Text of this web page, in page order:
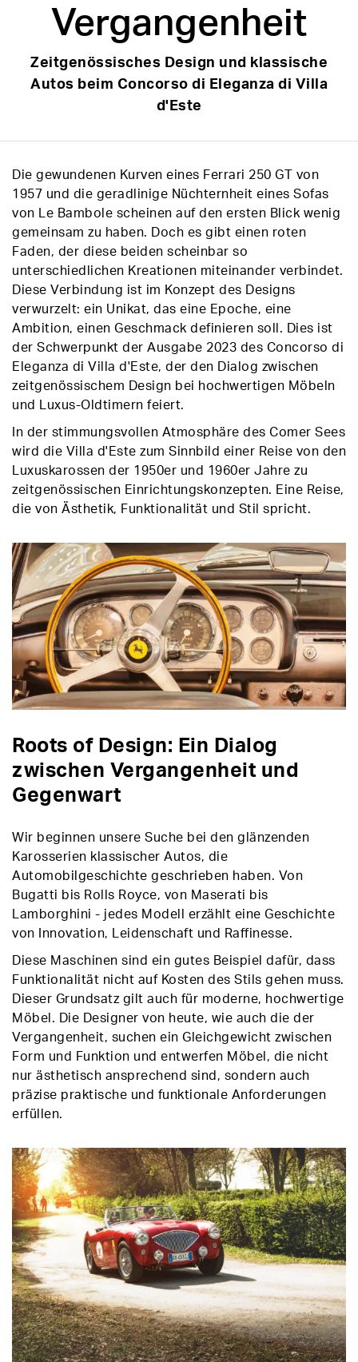
Vergangenheit
Zeitgenössisches Design und klassische
Autos beim Concorso di Eleganza di Villa
d'Este
Die gewundenen Kurven eines Ferrari 250 GT von
1957 und die geradlinige Nüchternheit eines Sofas
von Le Bambole scheinen auf den ersten Blick wenig
gemeinsam zu haben. Doch es gibt einen roten
Faden, der diese beiden scheinbar so
unterschiedlichen Kreationen miteinander verbindet.
Diese Verbindung ist im Konzept des Designs
verwurzelt: ein Unikat, das eine Epoche, eine
Ambition, einen Geschmack definieren soll. Dies ist
der Schwerpunkt der Ausgabe 2023 des Concorso di
Eleganza di Villa d'Este, der den Dialog zwischen
zeitgenössischem Design bei hochwertigen Möbeln
und Luxus-Oldtimern feiert.
In der stimmungsvollen Atmosphäre des Comer Sees
wird die Villa d'Este zum Sinnbild einer Reise von den
Luxuskarossen der 1950er und 1960er Jahre zu
zeitgenössischen Einrichtungskonzepten. Eine Reise,
die von Ästhetik, Funktionalität und Stil spricht.
Roots of Design: Ein Dialog
zwischen Vergangenheit und
Gegenwart
Wir beginnen unsere Suche bei den glänzenden
Karosserien klassischer Autos, die
Automobilgeschichte geschrieben haben. Von
Bugatti bis Rolls Royce, von Maserati bis
Lamborghini - jedes Modell erzählt eine Geschichte
von Innovation, Leidenschaft und Raffinesse.
Diese Maschinen sind ein gutes Beispiel dafür, dass
Funktionalität nicht auf Kosten des Stils gehen muss.
Dieser Grundsatz gilt auch für moderne, hochwertige
Möbel. Die Designer von heute, wie auch die der
Vergangenheit, suchen ein Gleichgewicht zwischen
Form und Funktion und entwerfen Möbel, die nicht
nur ästhetisch ansprechend sind, sondern auch
präzise praktische und funktionale Anforderungen
erfüllen.